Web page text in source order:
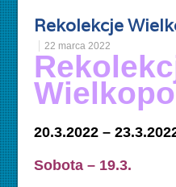
Rekolekcje
22 marca 2022
20.3.2022 –
Sobota – 19.3.